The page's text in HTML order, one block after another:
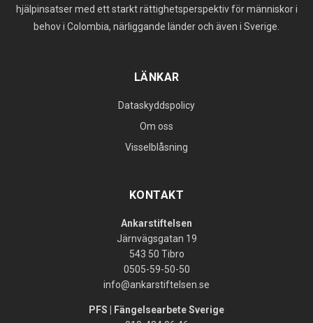
hjälpinsatser med ett starkt rättighetsperspektiv för människor i
behov i Colombia, närliggande länder och även i Sverige.
LÄNKAR
Dataskyddspolicy
Om oss
Visselblåsning
KONTAKT
Ankarstiftelsen
Järnvägsgatan 19
543 50 Tibro
0505-59-50-50
info@ankarstiftelsen.se
PFS | Fängelsearbete Sverige